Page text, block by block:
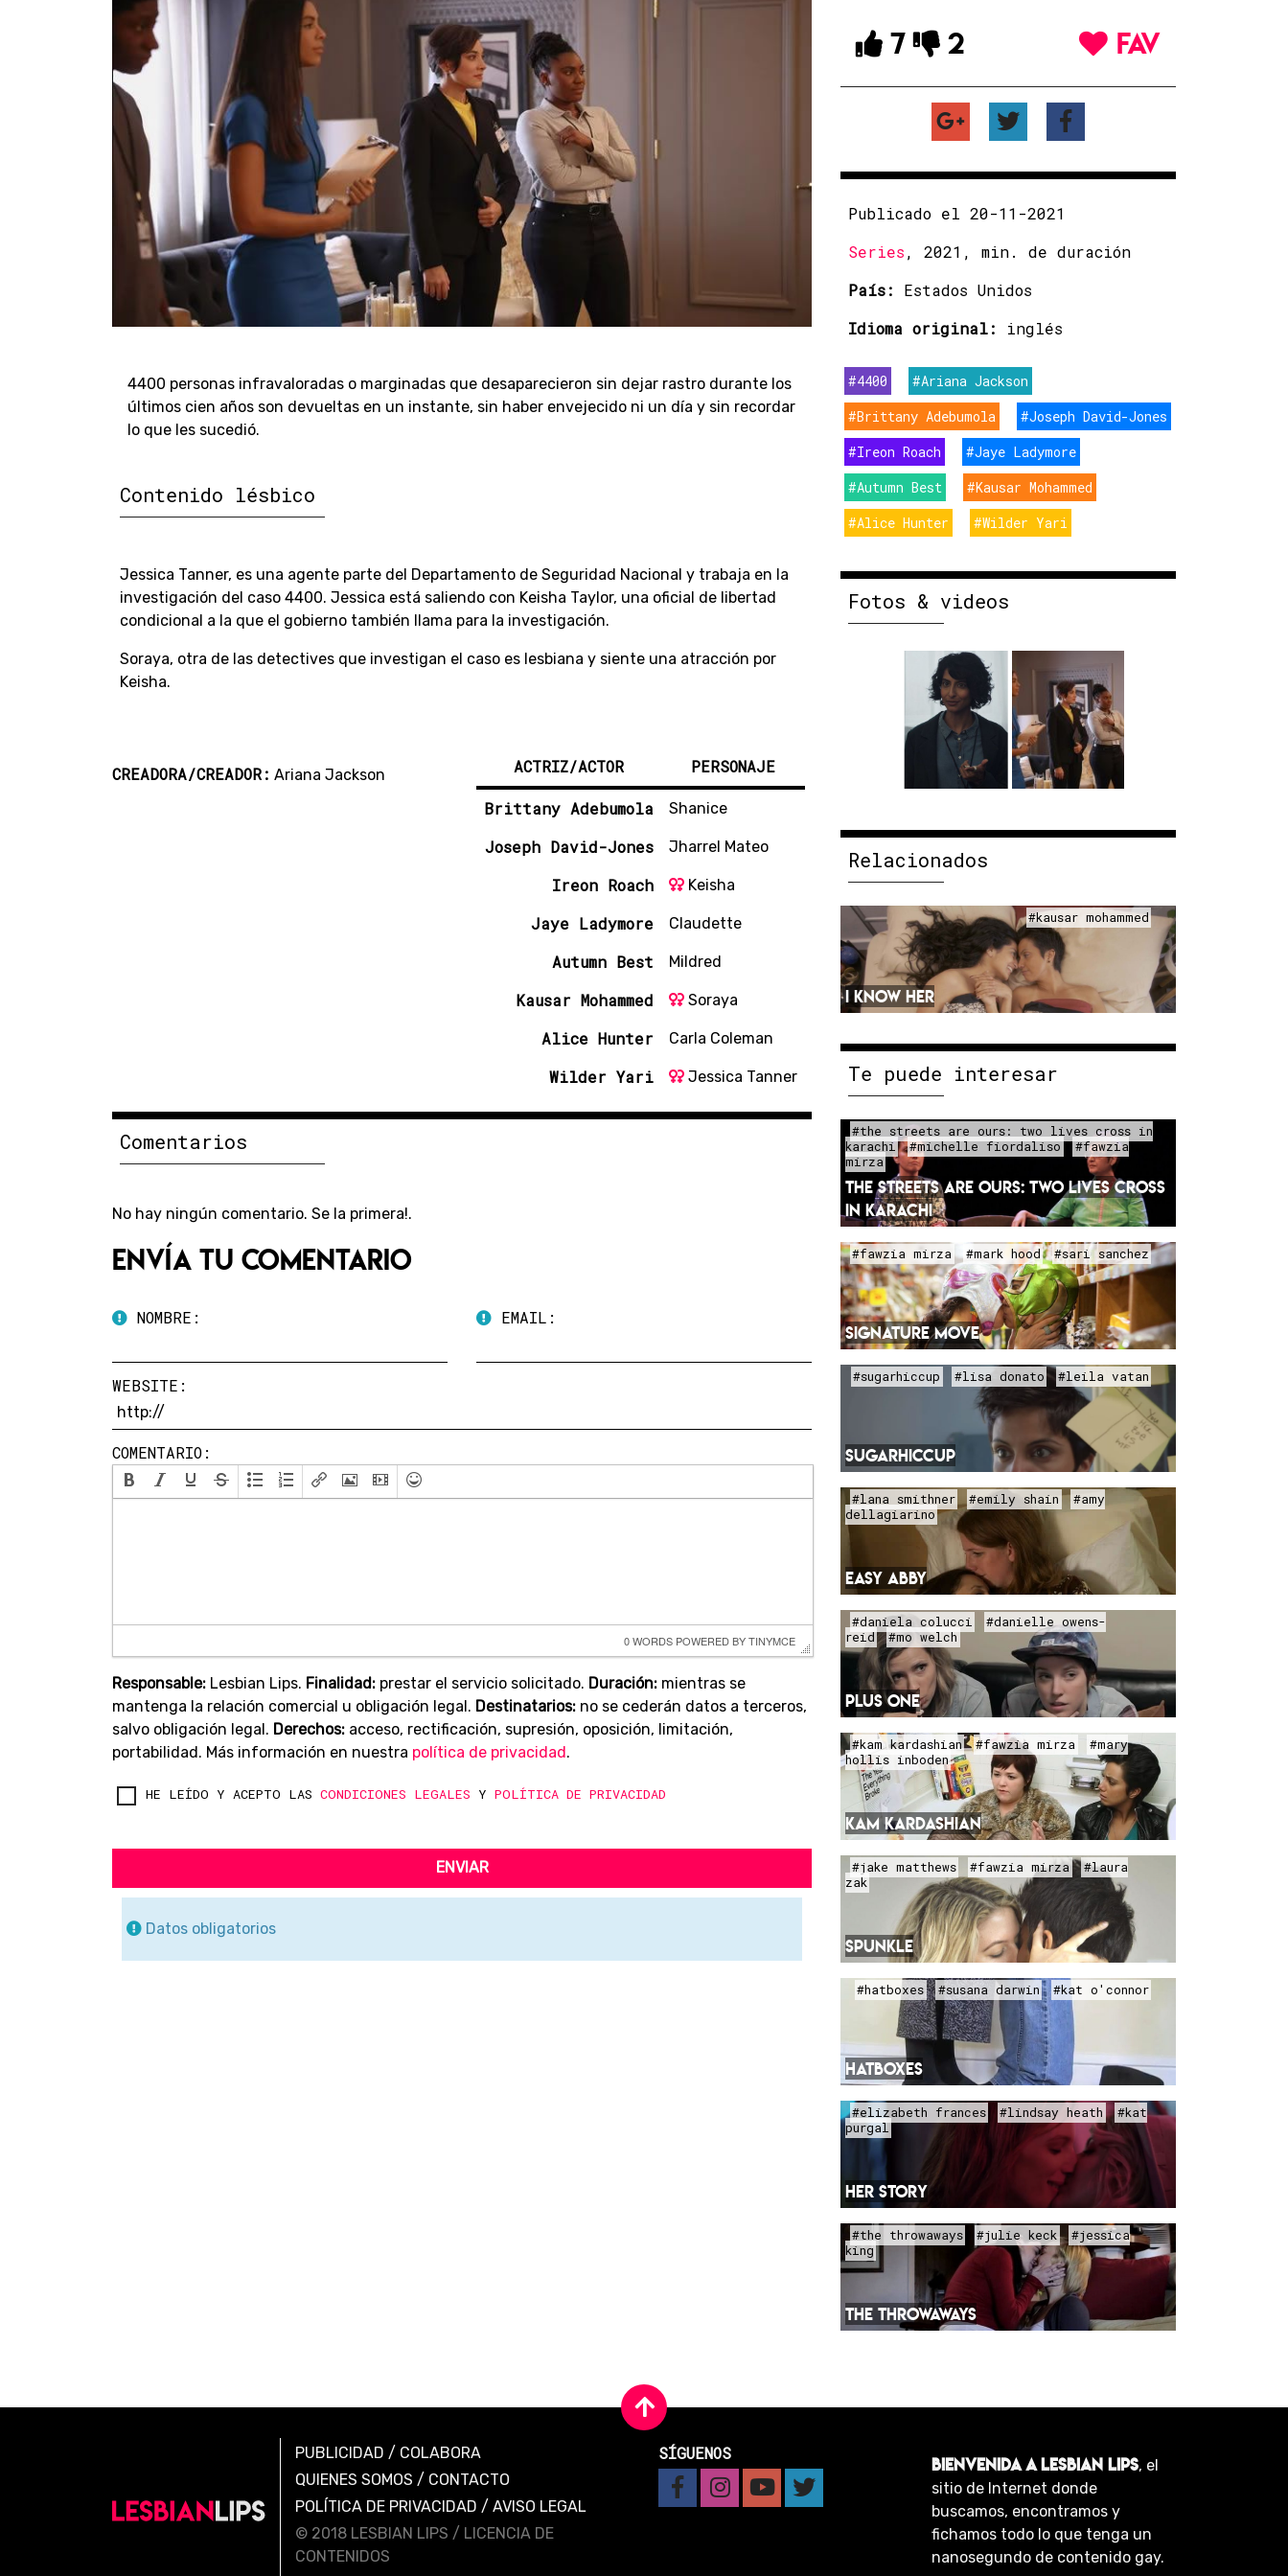
4400 personas infravaloradas o marginadas que desaparecieron sin dejar rastro durante los
últimos cien años son devueltas en un instante, sin haber envejecido ni un día y sin recordar
lo que les sucedió.
Contenido lésbico
Jessica Tanner, es una agente parte del Departamento de Seguridad Nacional y trabaja en la
investigación del caso 4400. Jessica está saliendo con Keisha Taylor, una oficial de libertad
condicional a la que el gobierno también llama para la investigación.
Soraya, otra de las detectives que investigan el caso es lesbiana y siente una atracción por
Keisha.
CREADORA/CREADOR: Ariana Jackson ACTRIZ/ACTOR PERSONAJE
Brittany Adebumola Shanice
Joseph David-Jones Jharrel Mateo
Ireon Roach Keisha
Jaye Ladymore Claudette
Autumn Best Mildred
Kausar Mohammed Soraya
Alice Hunter Carla Coleman
Wilder Yari Jessica Tanner
Comentarios
No hay ningún comentario. Se la primera!.
Envía tu comentario
NOMBRE: EMAIL:
WEBSITE:
COMENTARIO:
0 WORDS POWERED BY TINYMCE
Responsable: Lesbian Lips. Finalidad: prestar el servicio solicitado. Duración: mientras se
mantenga la relación comercial u obligación legal. Destinatarios: no se cederán datos a terceros,
salvo obligación legal. Derechos: acceso, rectificación, supresión, oposición, limitación,
portabilidad. Más información en nuestra política de privacidad .
HE LEÍDO Y ACEPTO LAS CONDICIONES LEGALES Y POLÍTICA DE PRIVACIDAD
ENVIAR
Datos obligatorios
7 2 FAV
Publicado el 20-11-2021
Series, 2021, min. de duración
País: Estados Unidos
Idioma original: inglés
#4400
#Ariana Jackson
#Brittany Adebumola
#Joseph David-Jones
#Ireon Roach
#Jaye Ladymore
#Autumn Best
#Kausar Mohammed
#Alice Hunter
#Wilder Yari
Fotos & videos
Relacionados
#kausar mohammed
I KNOW HER
Te puede interesar
#the streets are ours: two lives cross in
karachi
#michelle fiordaliso
#fawzia
mirza
THE STREETS ARE OURS: TWO LIVES CROSS
IN KARACHI
#fawzia mirza #mark hood #sari sanchez
SIGNATURE MOVE
#sugarhiccup #lisa donato #leila vatan
SUGARHICCUP
#lana smithner #emily shain
#amy
dellagiarino
EASY ABBY
#daniela colucci
#danielle owens-
reid
#mo welch
PLUS ONE
#kam kardashian #fawzia mirza
#mary
hollis inboden
KAM KARDASHIAN
#jake matthews #fawzia mirza
#laura
zak
SPUNKLE
#hatboxes #susana darwin #kat o'connor
HATBOXES
#elizabeth frances #lindsay heath
#kat
purgal
HER STORY
#the throwaways #julie keck
#jessica
king
THE THROWAWAYS
PUBLICIDAD / COLABORA
QUIENES SOMOS / CONTACTO
POLÍTICA DE PRIVACIDAD / AVISO LEGAL
© 2018 LESBIAN LIPS / LICENCIA DE
CONTENIDOS
SÍGUENOS
BIENVENIDA A LESBIAN LIPS, el
sitio de Internet donde
buscamos, encontramos y
fichamos todo lo que tenga un
nanosegundo de contenido gay.